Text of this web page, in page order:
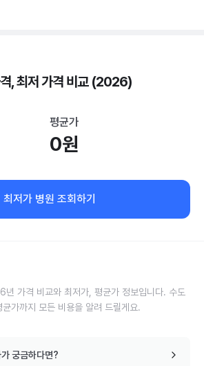
, 최저 가격 비교 (2026)
평균가
0원
최저가 병원 조회하기
가격 비교와 최저가, 평균가 정보입니다. 수도
가까지 모든 비용을 알려 드릴게요.
궁금하다면?